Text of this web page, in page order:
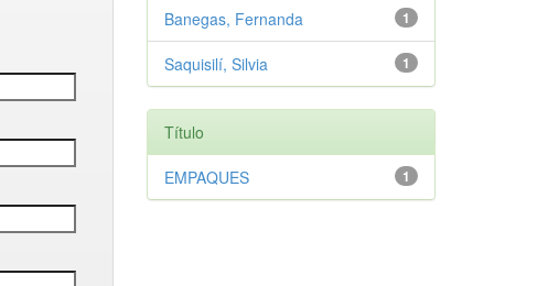
1
Banegas, Fernanda
1
Saquisilí, Silvia
Título
1
EMPAQUES